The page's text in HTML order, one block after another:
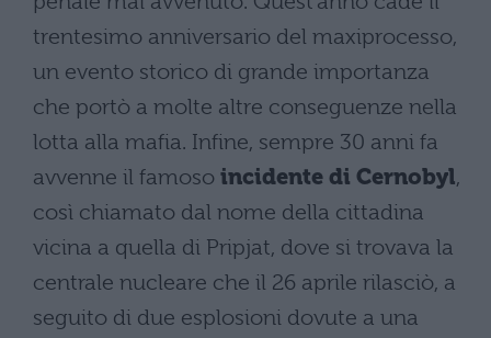
trentesimo anniversario del maxiprocesso,
un evento storico di grande importanza
che portò a molte altre conseguenze nella
lotta alla mafia. Infine, sempre 30 anni fa
avvenne il famoso incidente di Cernobyl,
così chiamato dal nome della cittadina
vicina a quella di Pripjat, dove si trovava la
centrale nucleare che il 26 aprile rilasciò, a
seguito di due esplosioni dovute a una